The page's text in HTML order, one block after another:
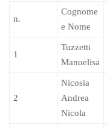
n.
Cognome
e Nome
1
Tuzzetti
Manuelisa
2
Nicosia
Andrea
Nicola